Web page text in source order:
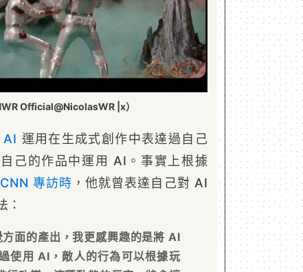
Official@NicolasWR |x）
AI 運用在生成式創作中表達過自己
己的作品中運用 AI。事實上根據
專訪時 ，他就曾表達自己對 AI
：
面的產出，我更感興趣的是將 AI
使用 AI，敵人的行為可以根據玩